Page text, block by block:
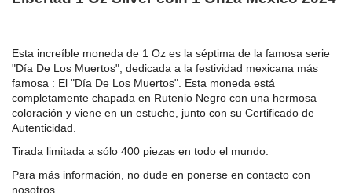
Esta increíble moneda de 1 Oz es la séptima de la famosa serie
"Día De Los Muertos", dedicada a la festividad mexicana más
famosa : El "Día De Los Muertos". Esta moneda está
completamente chapada en Rutenio Negro con una hermosa
coloración y viene en un estuche, junto con su Certificado de
Autenticidad.
Tirada limitada a sólo 400 piezas en todo el mundo.
Para más información, no dude en ponerse en contacto con
nosotros.